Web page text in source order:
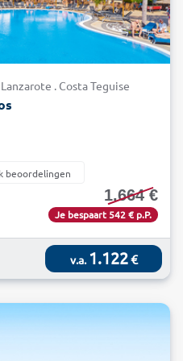
over Lanzarote. U vindt
voetsporen van piraten en
last minute vakantie op
. Costa Teguise
beoordelingen
1.664 €
Je bespaart 542 € p.P.
v.a.1.122€